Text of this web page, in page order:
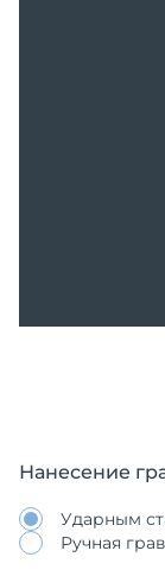
Нанесение
Ударным
Ручная